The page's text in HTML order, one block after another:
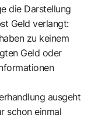
die Darstellung
Geld verlangt:
zu keinem
Geld oder
ausgeht
schon einmal